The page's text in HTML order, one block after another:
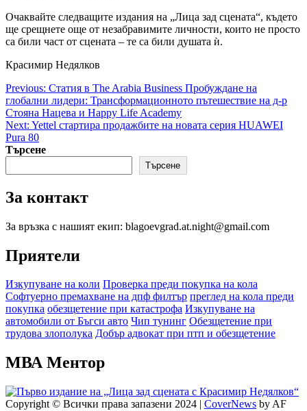
Очаквайте следващите издания на „Лица зад сцената“, където
ще срещнете още от незабравимите личности, които не просто
са били част от сцената – те са били душата ѝ.
Красимир Недялков
Post
navigation
Previous: Статия в The Arabia Business Пробуждане на
глобални лидери: Трансформационното пътешествие на д-р
Стояна Нацева и Happy Life Academy
Next: Yettel стартира продажбите на новата серия HUAWEI
Pura 80
Търсене
Търсене
За контакт
За връзка с нашият екип: blagoevgrad.at.night@gmail.com
Приятели
Изкупуване на коли Проверка преди покупка на кола
Софтуерно премахване на дпф филтър преглед на кола преди
покупка обезщетение при катастрофа Изкупуване на
автомобили от Бъгси авто Чип тунинг Обезщетение при
трудова злополука Добър адвокат при птп и обезщетение
МВА Ментор
Copyright © Всички права запазени 2024 | CoverNews by AF